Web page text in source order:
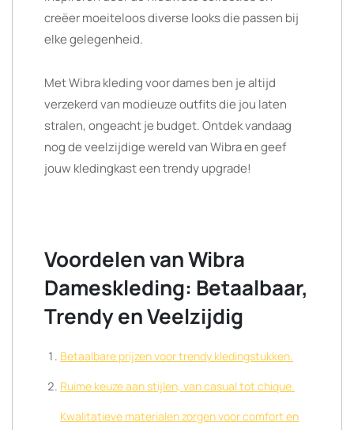
creëer moeiteloos diverse looks die passen bij
elke gelegenheid.
Met Wibra kleding voor dames ben je altijd
verzekerd van modieuze outfits die jou laten
stralen, ongeacht je budget. Ontdek vandaag
nog de veelzijdige wereld van Wibra en geef
jouw kledingkast een trendy upgrade!
Voordelen van Wibra
Dameskleding: Betaalbaar,
Trendy en Veelzijdig
Betaalbare prijzen voor trendy kledingstukken.
Ruime keuze aan stijlen, van casual tot chique.
Kwalitatieve materialen zorgen voor comfort en